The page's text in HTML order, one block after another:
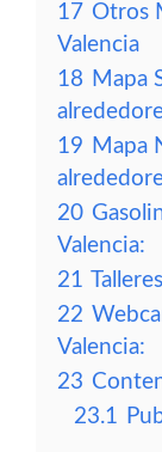
17 Otros
Valencia
18 Mapa
19 Mapa
20
Valencia:
21
22
Valencia:
23
23.1